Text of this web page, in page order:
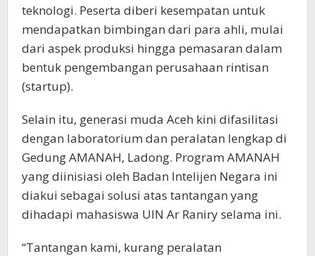
teknologi. Peserta diberi kesempatan untuk
mendapatkan bimbingan dari para ahli, mulai
dari aspek produksi hingga pemasaran dalam
bentuk pengembangan perusahaan rintisan
(startup).
Selain itu, generasi muda Aceh kini difasilitasi
dengan laboratorium dan peralatan lengkap di
Gedung AMANAH, Ladong. Program AMANAH
yang diinisiasi oleh Badan Intelijen Negara ini
diakui sebagai solusi atas tantangan yang
dihadapi mahasiswa UIN Ar Raniry selama ini.
“Tantangan kami, kurang peralatan